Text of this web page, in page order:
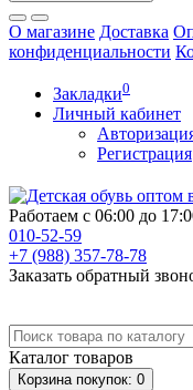
О магазине Доставка
конфиденциальности
Закладки0
Личный кабинет
Регистрация
Работаем с 06:00 до
010-52-59
+7 (988) 357-78-78
Заказать обратный
Каталог товаров
Корзинапокупок: 0